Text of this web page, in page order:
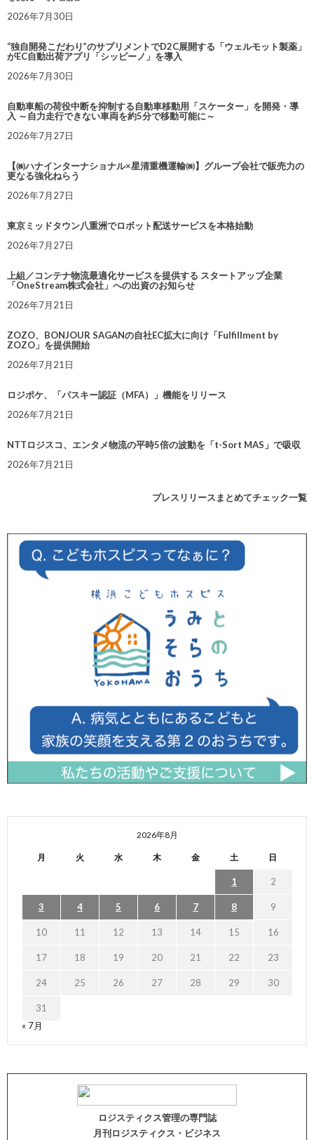
2026年7月30日
“独自開発こだわり”のサプリメントでD2C展開する「ウェルモット製薬」
がEC自動出荷アプリ「シッピーノ」を導入
2026年7月30日
自動車船の荷役中断を抑制する自動車移動用「スケーター」を開発・導
入 ～自力走行できない車両を約5分で移動可能に～
2026年7月27日
【㈱ハナインターナショナル×星清重機運輸㈱】グループ会社で販売力の
更なる強化ねらう
2026年7月27日
東京ミッドタウン八重洲でロボット配送サービスを本格始動
2026年7月27日
上組／コンテナ物流最適化サービスを提供する スタートアップ企業
「OneStream株式会社」への出資のお知らせ
2026年7月21日
ZOZO、BONJOUR SAGANの自社EC拡大に向け「Fulfillment by
ZOZO」を提供開始
2026年7月21日
ロジポケ、「パスキー認証（MFA）」機能をリリース
2026年7月21日
NTTロジスコ、エンタメ物流の平時5倍の波動を「t-Sort MAS」で吸収
2026年7月21日
プレスリリースまとめてチェック一覧
2026年8月
月 火 水 木 金 土 日
1 2
3 4 5 6 7 8 9
10 11 12 13 14 15 16
17 18 19 20 21 22 23
24 25 26 27 28 29 30
31
« 7月
ロジスティクス管理の専門誌
月刊ロジスティクス・ビジネス